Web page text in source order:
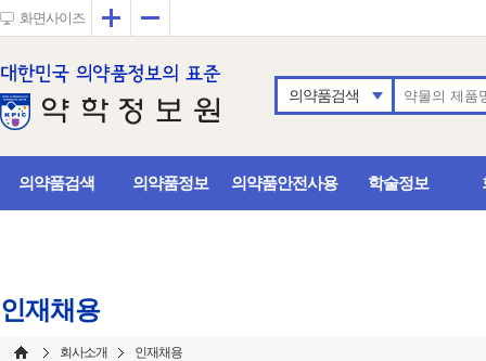
화면사이즈 확대
의약품검색
의약품검색 의약품정보 의약품안전사용 학술정보
인재채용
회사소개 인재채용